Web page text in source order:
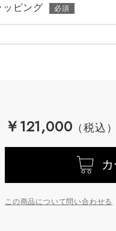
ッピング
￥121,000
この商品について問い合わせる